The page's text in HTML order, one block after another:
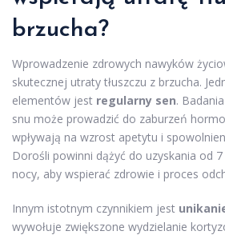
brzucha?
Wprowadzenie zdrowych nawyków
skutecznej utraty tłuszczu z brzucha.
elementów jest regularny sen.
snu może prowadzić do zaburzeń
wpływają na wzrost apetytu i
Dorośli powinni dążyć do uzyskania od
nocy, aby wspierać zdrowie i proces
Innym istotnym czynnikiem jest
wywołuje zwiększone wydzielanie